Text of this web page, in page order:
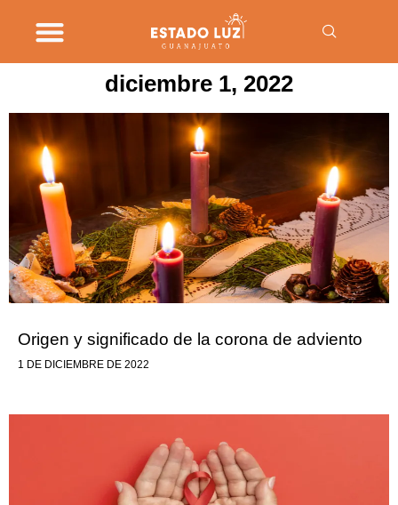
diciembre 1, 2022
Origen y significado de la corona de adviento
1 DE DICIEMBRE DE 2022